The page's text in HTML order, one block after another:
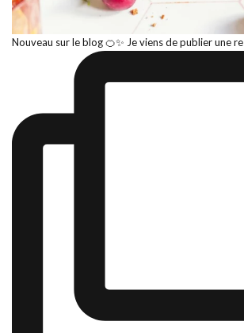
Nouveau sur le blog 🍊✨ Je viens de publier une re